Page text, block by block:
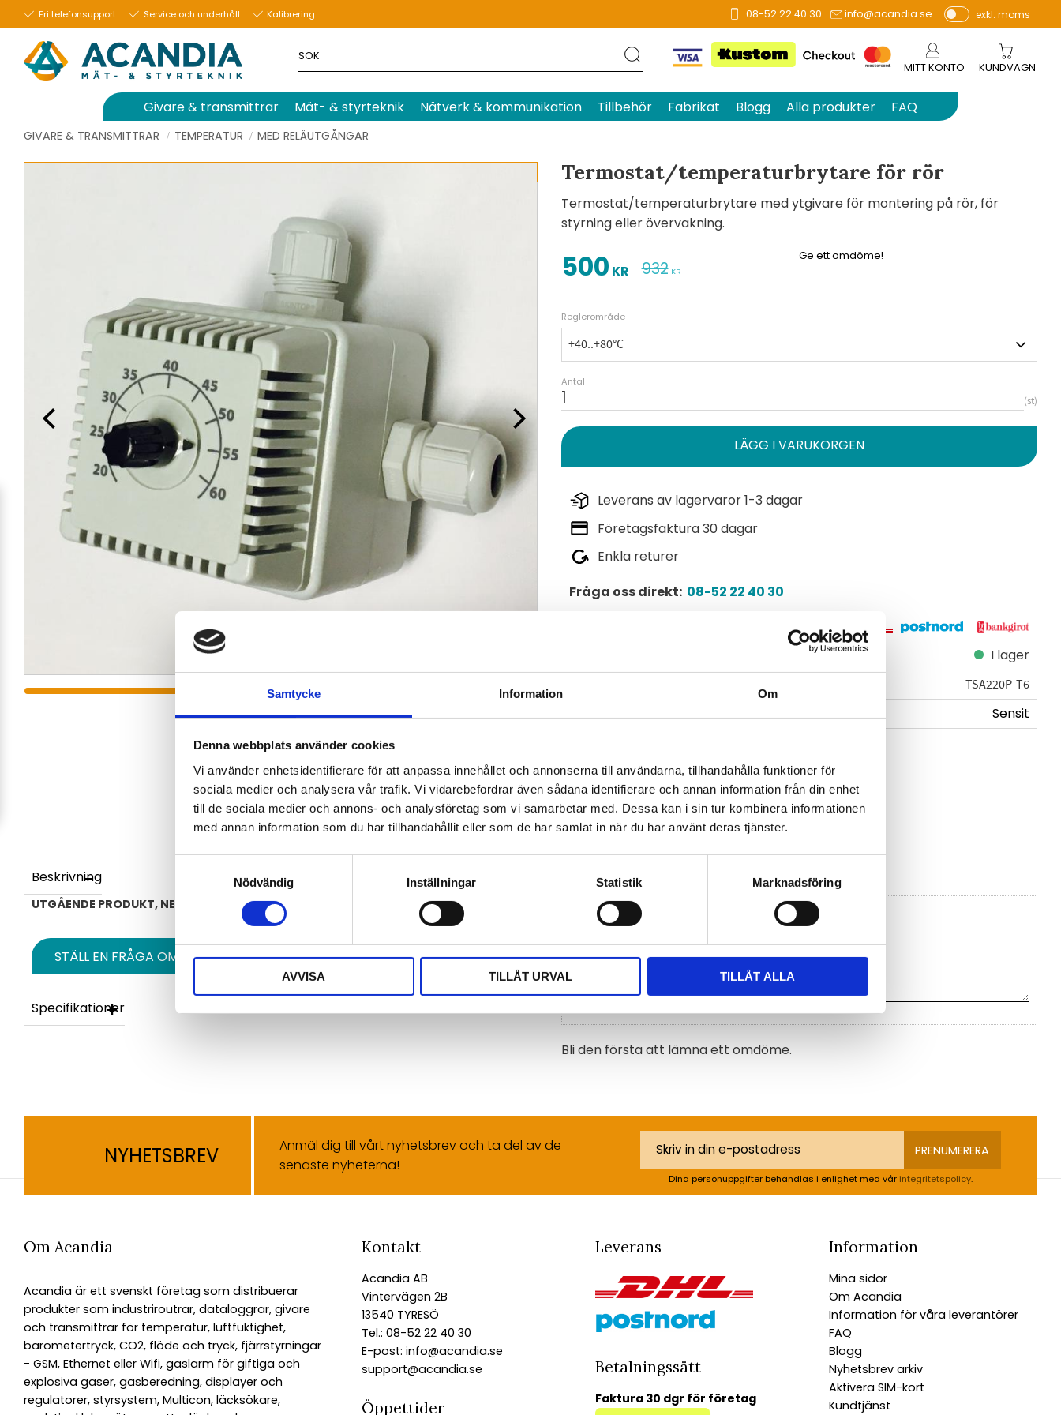
Samtycke Information Om
Denna webbplats använder cookies
Vi använder enhetsidentifierare för att anpassa innehållet och annonserna till användarna, tillhandahålla funktioner för
sociala medier och analysera vår trafik. Vi vidarebefordrar även sådana identifierare och annan information från din enhet
till de sociala medier och annons- och analysföretag som vi samarbetar med. Dessa kan i sin tur kombinera informationen
med annan information som du har tillhandahållit eller som de har samlat in när du har använt deras tjänster.
Nödvändig
Inställningar Statistik Marknadsföring
AVVISA TILLÅT URVAL TILLÅT ALLA
Fri telefonsupport Service och underhåll Kalibrering 08-52 22 40 30 info@acandia.se
P
e
r
vi
exkl. moms
MITT KONTO KUNDVAGN
Givare & transmittrar Mät- & styrteknik Nätverk & kommunikation Tillbehör Fabrikat Blogg Alla produkter FAQ
GIVARE & TRANSMITTRAR TEMPERATUR MED RELÄUTGÅNGAR
Termostat/temperaturbrytare för rör
Termostat/temperaturbrytare med ytgivare för montering på rör, för
styrning eller övervakning.
Nedsatt pris:
500 KR Ordinarie pris:
932KR
Reglerområde
Antal
st
Leverans av lagervaror 1-3 dagar
Företagsfaktura 30 dagar
Enkla returer
Fråga oss direkt: 08-52 22 40 30
I lager
TSA220P-T6
Tillverkare
Sensit
datablad-temperaturbrytare-tsa-15-
14a.pdf
Ge ett omdöme!
Beskrivning
UTGÅENDE PRODUKT, NEDSATT PRIS. GÄLLER SÅ LÅNGT LAGRET RÄCKER.
STÄLL EN FRÅGA OM PRODUKTEN
Specifikationer
Omdömen
Baserat på 0 betyg.
Bli den första att lämna ett omdöme.
NYHETSBREV
Anmäl dig till vårt nyhetsbrev och ta del av de
senaste nyheterna!
PRENUMERERA
Dina personuppgifter behandlas i enlighet med vår integritetspolicy.
Om Acandia
Acandia är ett svenskt företag som distribuerar
produkter som industriroutrar, dataloggrar, givare
och transmittrar för temperatur, luftfuktighet,
barometertryck, CO2, flöde och tryck, fjärrstyrningar
- GSM, Ethernet eller Wifi, gaslarm för giftiga och
explosiva gaser, gasberedning, displayer och
regulatorer, styrsystem, Multicon, läcksökare,
Kontakt
Acandia AB
Vintervägen 2B
13540 TYRESÖ
Tel.: 08-52 22 40 30
E-post: info@acandia.se
support@acandia.se
Öppettider
Leverans
Betalningssätt
Faktura 30 dgr för företag
Information
Mina sidor
Om Acandia
Information för våra leverantörer
FAQ
Blogg
Nyhetsbrev arkiv
Aktivera SIM-kort
Kundtjänst